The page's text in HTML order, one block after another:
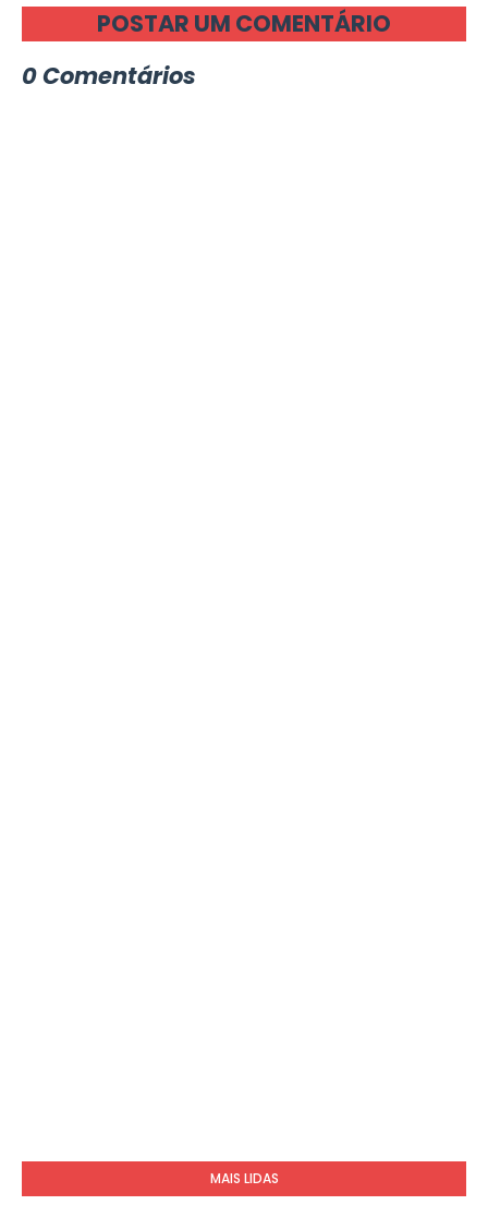
POSTAR UM COMENTÁRIO
0 Comentários
MAIS LIDAS